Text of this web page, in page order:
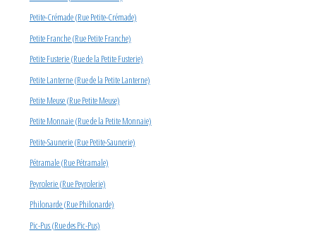
Petite-Crémade (Rue Petite-Crémade)
Petite Franche (Rue Petite Franche)
Petite Fusterie (Rue de la Petite Fusterie)
Petite Lanterne (Rue de la Petite Lanterne)
Petite Meuse (Rue Petite Meuse)
Petite Monnaie (Rue de la Petite Monnaie)
Petite-Saunerie (Rue Petite-Saunerie)
Pétramale (Rue Pétramale)
Peyrolerie (Rue Peyrolerie)
Philonarde (Rue Philonarde)
Pic-Pus (Rue des Pic-Pus)